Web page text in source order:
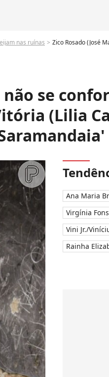
nas ruínas Zico Rosado (José Mayer) não se
não se
(Lilia
Ana Maria
Virgínia
Vini Jr./
Rainha